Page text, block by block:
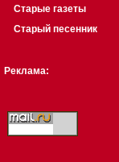
Старые газеты
Старый песенник
Реклама: